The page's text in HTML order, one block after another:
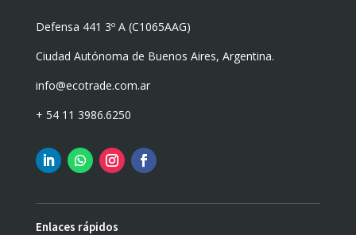
Defensa 441 3º A (C1065AAG)
Ciudad Autónoma de Buenos Aires, Argentina.
info@ecotrade.com.ar
+ 54 11 3986.6250
Enlaces rápidos